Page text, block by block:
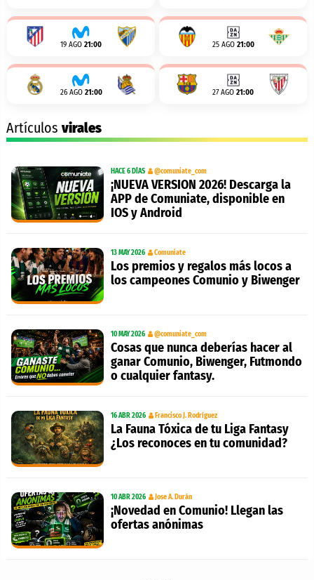
19 AGO 21:00 25 AGO 21:00
26 AGO 21:00 27 AGO 21:00
Artículosvirales
HACE 6 DÍAS @comuniate_com
¡NUEVA VERSION 2026! Descarga la
APP de Comuniate, disponible en
IOS y Android
13 MAY 2026 Comuniate
Los premios y regalos más locos a
los campeones Comunio y Biwenger
10 MAY 2026 @comuniate_com
Cosas que nunca deberías hacer al
ganar Comunio, Biwenger, Futmondo
o cualquier fantasy.
16 ABR 2026 Francisco J. Rodríguez
La Fauna Tóxica de tu Liga Fantasy
¿Los reconoces en tu comunidad?
10 ABR 2026 Jose A. Durán
¡Novedad en Comunio! Llegan las
ofertas anónimas